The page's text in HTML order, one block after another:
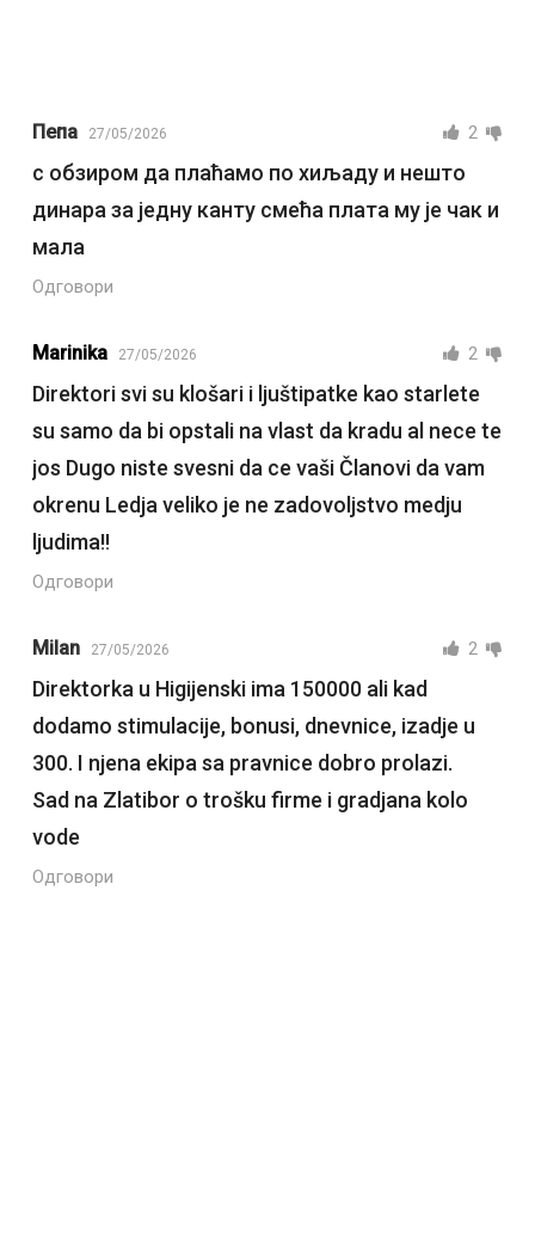
Пепа 27/05/2026 2
с обзиром да плаћамо по хиљаду и нешто
динара за једну канту смећа плата му је чак и
мала
Одговори
Marinika 27/05/2026 2
Direktori svi su klošari i ljuštipatke kao starlete
su samo da bi opstali na vlast da kradu al nece te
jos Dugo niste svesni da ce vaši Članovi da vam
okrenu Ledja veliko je ne zadovoljstvo medju
ljudima!!
Одговори
Milan 27/05/2026 2
Direktorka u Higijenski ima 150000 ali kad
dodamo stimulacije, bonusi, dnevnice, izadje u
300. I njena ekipa sa pravnice dobro prolazi.
Sad na Zlatibor o trošku firme i gradjana kolo
vode
Одговори